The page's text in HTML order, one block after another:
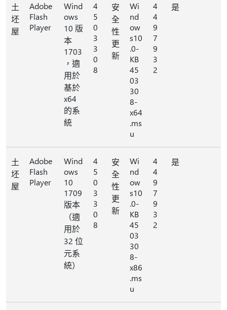
土
坯
屋
Adobe
Flash
Player
Wind
ows
10 版
本
1703
，適
用於
基於
x64
的系
統
4
5
0
3
3
0
8
安
全
性
更
新
Wi
nd
ow
s10
.0-
KB
45
03
30
8-
x64
.ms
u
4
4
9
7
9
3
2
是
土
坯
屋
Adobe
Flash
Player
Wind
ows
10
1709
版本
（適
用於
32 位
元系
統）
4
5
0
3
3
0
8
安
全
性
更
新
Wi
nd
ow
s10
.0-
KB
45
03
30
8-
x86
.ms
u
4
4
9
7
9
3
2
是